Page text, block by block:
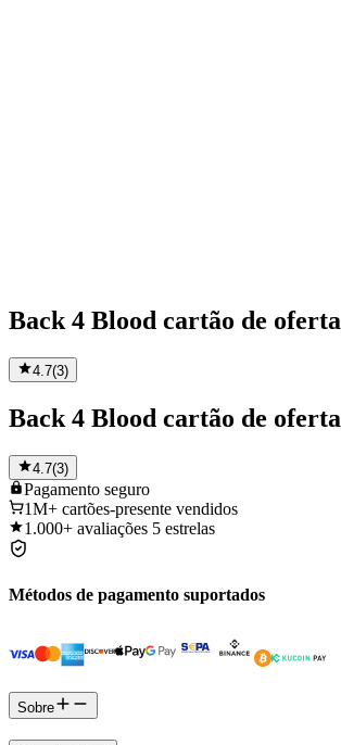
Back 4 Blood cartão de oferta
4.7(3)
Back 4 Blood cartão de oferta
4.7(3)
Pagamento seguro
1M+ cartões-presente vendidos
1.000+ avaliações 5 estrelas
Métodos de pagamento suportados
Sobre